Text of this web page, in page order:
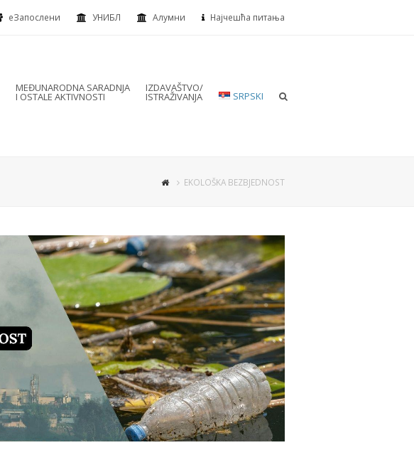
еЗапослени УНИБЛ Алумни Најчешћа питања
MEĐUNARODNA SARADNJA
I OSTALE AKTIVNOSTI
IZDAVAŠTVO/
ISTRAŽIVANJA SRPSKI
EKOLOŠKA BEZBJEDNOST